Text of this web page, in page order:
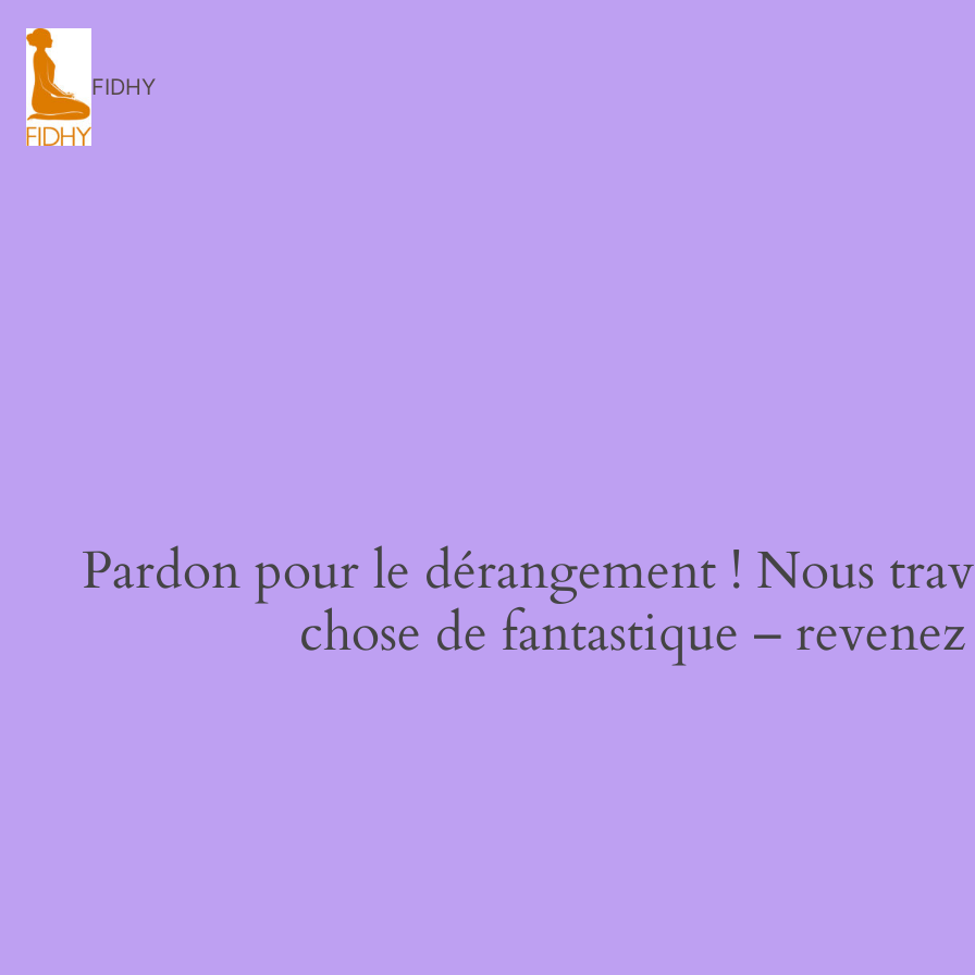
FIDHY
Pardon pour le dérangement ! Nous
chose de fantastique –